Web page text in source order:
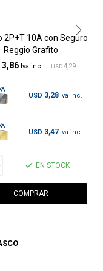
2P+T 10A con Seguro
Reggio Grafito
3,86 USD 4,29
USD 3,28
USD 3,47
EN STOCK